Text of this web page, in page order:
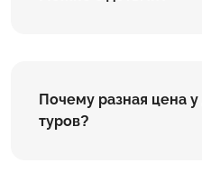
Почему разная цена
туров?